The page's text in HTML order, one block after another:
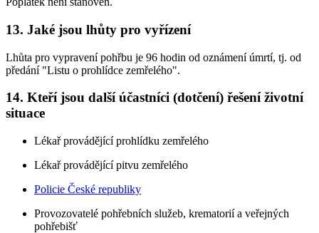
13. Jaké jsou lhůty pro vyřízení
Lhůta pro vypravení pohřbu je 96 hodin od oznámení úmrtí, tj. od
předání "Listu o prohlídce zemřelého".
14. Kteří jsou další účastníci (dotčení) řešení životní
situace
Lékař provádějící prohlídku zemřelého
Lékař provádějící pitvu zemřelého
Policie České republiky
Provozovatelé pohřebních služeb, krematorií a veřejných
pohřebišť